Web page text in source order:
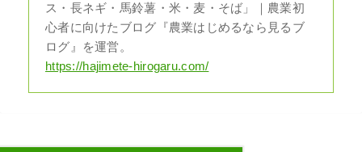
ス・長ネギ・馬鈴薯・米・麦・そば」｜農業初
心者に向けたブログ『農業はじめるなら見るブ
ログ』を運営。
https://hajimete-hirogaru.com/